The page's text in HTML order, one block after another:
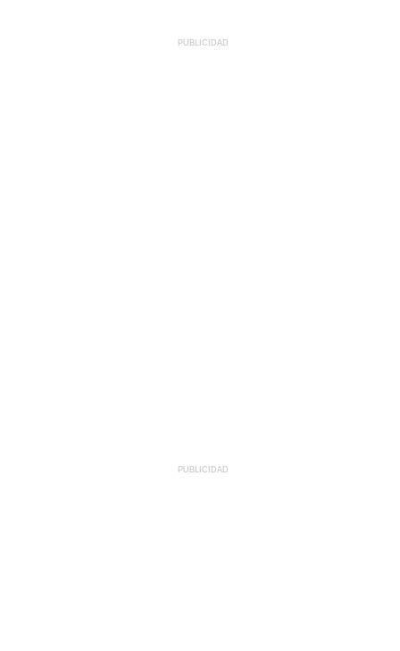
PUBLICIDAD
PUBLICIDAD